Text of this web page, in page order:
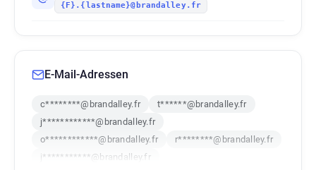
{F}.{lastname}@brandalley.fr
E-Mail-Adressen
c********@brandalley.fr
t******@brandalley.fr
j************@brandalley.fr
o************@brandalley.fr
r********@brandalley.fr
j***********@brandalley.fr